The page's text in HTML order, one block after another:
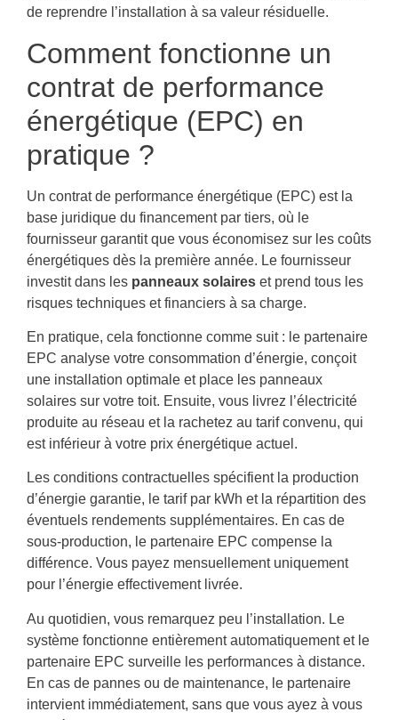
de reprendre l’installation à sa valeur résiduelle.
Comment fonctionne un
contrat de performance
énergétique (EPC) en
pratique ?
Un contrat de performance énergétique (EPC) est la
base juridique du financement par tiers, où le
fournisseur garantit que vous économisez sur les coûts
énergétiques dès la première année. Le fournisseur
investit dans les panneaux solaires et prend tous les
risques techniques et financiers à sa charge.
En pratique, cela fonctionne comme suit : le partenaire
EPC analyse votre consommation d’énergie, conçoit
une installation optimale et place les panneaux
solaires sur votre toit. Ensuite, vous livrez l’électricité
produite au réseau et la rachetez au tarif convenu, qui
est inférieur à votre prix énergétique actuel.
Les conditions contractuelles spécifient la production
d’énergie garantie, le tarif par kWh et la répartition des
éventuels rendements supplémentaires. En cas de
sous-production, le partenaire EPC compense la
différence. Vous payez mensuellement uniquement
pour l’énergie effectivement livrée.
Au quotidien, vous remarquez peu l’installation. Le
système fonctionne entièrement automatiquement et le
partenaire EPC surveille les performances à distance.
En cas de pannes ou de maintenance, le partenaire
intervient immédiatement, sans que vous ayez à vous